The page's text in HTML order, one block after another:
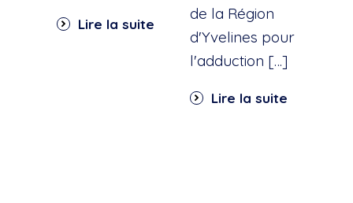
Lire la suite
de la Région
d'Yvelines pour
l'adduction […]
Lire la suite